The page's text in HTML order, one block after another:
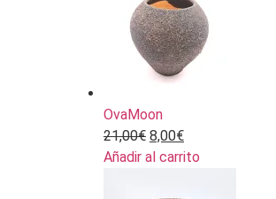
OvaMoon
21,00€ 8,00€
Añadir al carrito